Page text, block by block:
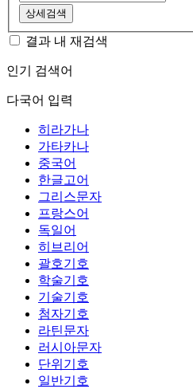
상세검색
결과 내 재검색
인기 검색어
다국어 입력
히라가나
가타카나
중국어
한글고어
그리스문자
프랑스어
독일어
히브리어
괄호기호
학술기호
기술기호
첨자기호
라틴문자
러시아문자
단위기호
일반기호